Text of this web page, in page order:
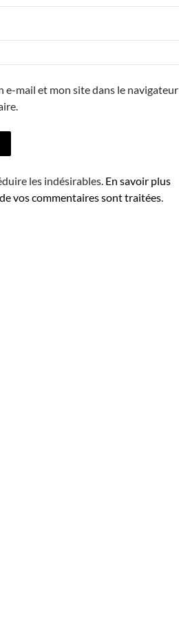
e-mail et mon site dans le navigateur
les indésirables. En savoir plus
vos commentaires sont traitées.